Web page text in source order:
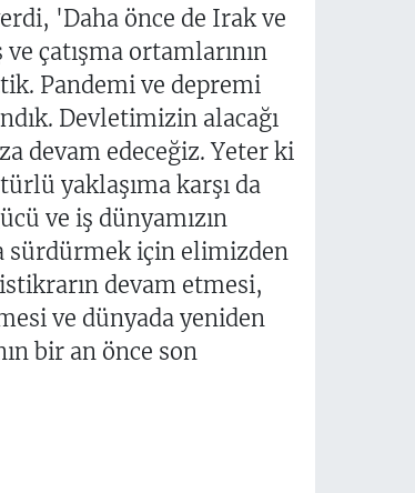
'Daha önce de Irak ve
çatışma ortamlarının
Pandemi ve depremi
Devletimizin alacağı
devam edeceğiz. Yeter ki
yaklaşıma karşı da
ve iş dünyamızın
sürdürmek için elimizden
devam etmesi,
ve dünyada yeniden
bir an önce son